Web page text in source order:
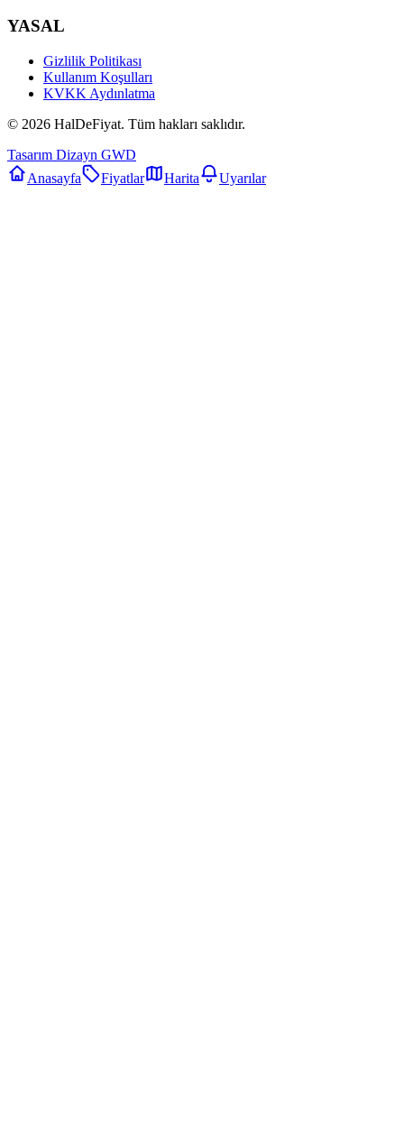
YASAL
Gizlilik Politikası
Kullanım Koşulları
KVKK Aydınlatma
© 2026 HalDeFiyat. Tüm hakları saklıdır.
Tasarım Dizayn GWD
Anasayfa
Fiyatlar Harita Uyarılar